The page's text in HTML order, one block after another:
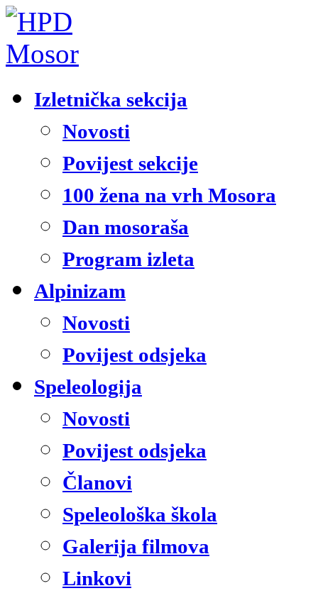
Izletnička sekcija
Novosti
Povijest sekcije
100 žena na vrh Mosora
Dan mosoraša
Program izleta
Alpinizam
Novosti
Povijest odsjeka
Speleologija
Novosti
Povijest odsjeka
Članovi
Speleološka škola
Galerija filmova
Linkovi